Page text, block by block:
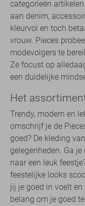
categorieën
aan denim,
kleurvol en toch
vrouw. Pieces
modevolgers te
Ze focust op
een duidelijke
Het
Trendy, modern en
omschrijf je de
goed? De kleding
gelegenheden. Ga
naar een leuk
feestelijke looks
jij je goed in voelt
belang om je goed